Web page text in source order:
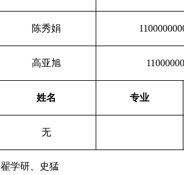
陈秀娟
高亚旭
姓名 专业
无
翟学研、史猛